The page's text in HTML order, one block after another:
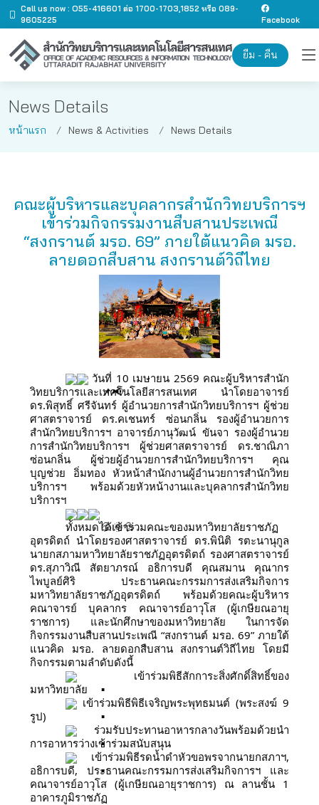
Call us now : O55-416601 ต่อ 1700-1703,1852 หรือ 089-
9605225
Facebook
ยืม - คืน
News Details
หน้าแรก News & Activities News Details
คณะผู้บริหารและบุคลากรสำนักวิทยบริการฯ
เข้าร่วมกิจกรรมงานสืบสานประเพณี
“สงกรานต์ มรอ. 69” ภายใต้แนวคิด มรอ.
ลายดอกสืบสาน สงกรานต์วิถีไทย
วันที่ 10 เมษายน 2569 คณะผู้บริหารสำนัก
วิทยบริการและเทคโนโลยีสารสนเทศ นำโดยอาจารย์
ดร.พิสุทธิ์ ศรีจันทร์ ผู้อำนวยการสำนักวิทยบริการฯ ผู้ช่วย
ศาสตราจารย์ ดร.คเชนทร์ ซ่อนกลิ่น รองผู้อำนวยการ
สำนักวิทยบริการฯ อาจารย์ภานุวัฒน์ ขันจา รองผู้อำนวย
การสำนักวิทยบริการฯ ผู้ช่วยศาสตราจารย์ ดร.ชาณิภา
ซ่อนกลิ่น ผู้ช่วยผู้อำนวยการสำนักวิทยบริการฯ คุณ
บุญช่วย อิ่มทอง หัวหน้าสำนักงานผู้อำนวยการสำนักวิทย
บริการฯ พร้อมด้วยหัวหน้างานและบุคลากรสำนักวิทย
บริการฯ
ทั้งหมดได้เข้าร่วมคณะของมหาวิทยาลัยราชภัฏ
อุตรดิตถ์ นำโดยรองศาสตราจารย์ ดร.พินิติ รตะนานุกูล
นายกสภามหาวิทยาลัยราชภัฏอุตรดิตถ์ รองศาสตราจารย์
ดร.สุภาวิณี สัตยาภรณ์ อธิการบดี คุณสมาน คุณากร
ไพบูลย์ศิริ ประธานคณะกรรมการส่งเสริมกิจการ
มหาวิทยาลัยราชภัฏอุตรดิตถ์ พร้อมด้วยคณะผู้บริหาร
คณาจารย์ บุคลากร คณาจารย์อาวุโส (ผู้เกษียณอายุ
ราชการ) และนักศึกษาของมหาวิทยาลัย ในการจัด
กิจกรรมงานสืบสานประเพณี “สงกรานต์ มรอ. 69” ภายใต้
แนวคิด มรอ. ลายดอกสืบสาน สงกรานต์วิถีไทย โดยมี
กิจกรรมตามลำดับดังนี้
เข้าร่วมพิธีสักการะสิ่งศักดิ์สิทธิ์ของ
มหาวิทยาลัย
เข้าร่วมพิธีพิธีเจริญพระพุทธมนต์ (พระสงฆ์ 9
รูป)
ร่วมรับประทานอาหารกลางวันพร้อมด้วยนำ
การอาหารว่างเข้าร่วมสนับสนุน
เข้าร่วมพิธีรดน้ำดําหัวขอพรจากนายกสภาฯ,
อธิการบดี, ประธานคณะกรรมการส่งเสริมกิจการฯ และ
คณาจารย์อาวุโส (ผู้เกษียณอายุราชการ) ณ ลานชั้น 1
อาคารภูมิราชภัฏ